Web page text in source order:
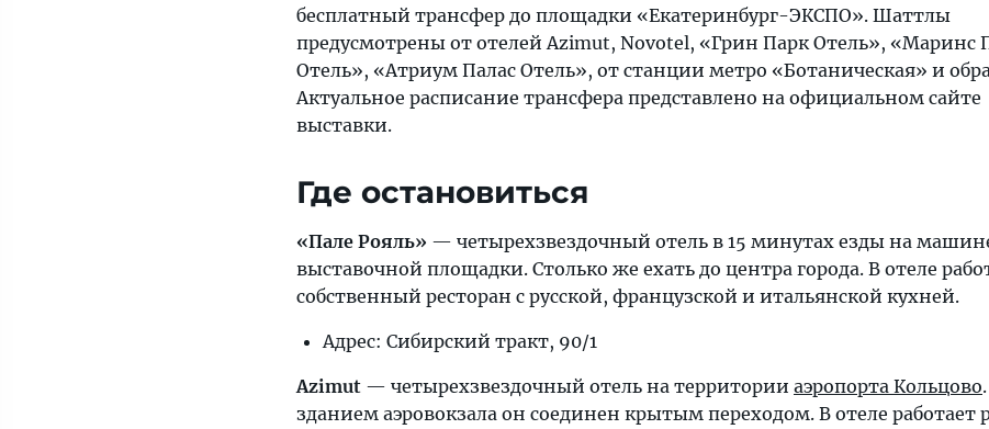
бесплатный трансфер до площадки «Екатеринбург-ЭКСПО». Шаттлы
предусмотрены от отелей Azimut, Novotel, «Грин Парк Отель», «Маринс
Отель», «Атриум Палас Отель», от станции метро «Ботаническая» и
Актуальное расписание трансфера представлено на официальном сайте
выставки.
Где остановиться
«Пале Рояль» — четырехзвездочный отель в 15 минутах езды на
выставочной площадки. Столько же ехать до центра города. В отеле
собственный ресторан с русской, французской и итальянской кухней.
Адрес: Сибирский тракт, 90/1
Azimut — четырехзвездочный отель на территории аэропорта Кольцово
зданием аэровокзала он соединен крытым переходом. В отеле работает